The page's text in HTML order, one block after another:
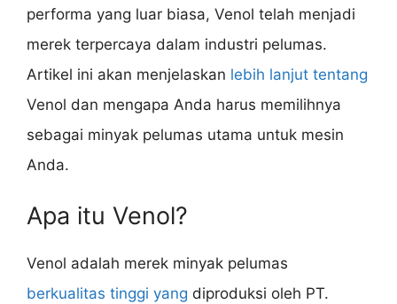
performa yang luar biasa, Venol telah menjadi
merek terpercaya dalam industri pelumas.
Artikel ini akan menjelaskan lebih lanjut tentang
Venol dan mengapa Anda harus memilihnya
sebagai minyak pelumas utama untuk mesin
Anda.
Apa itu Venol?
Venol adalah merek minyak pelumas
berkualitas tinggi yang diproduksi oleh PT.